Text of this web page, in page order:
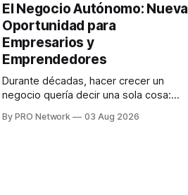
El Negocio Autónomo: Nueva
Oportunidad para
Empresarios y
Emprendedores
Durante décadas, hacer crecer un
negocio quería decir una sola cosa:
anuncios, un especialista en marketing
By PRO Network 03 Aug 2026